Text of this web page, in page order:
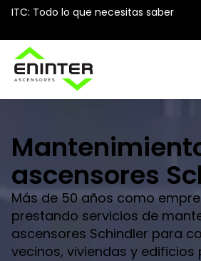
ITC: Todo lo que necesitas saber
ascensores
Más de 50 años como
prestando servicios de
ascensores Schindler para
vecinos, viviendas y edificios